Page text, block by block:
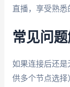
直播，享受熟悉
常见问
如果连接后还是
供多个节点选择